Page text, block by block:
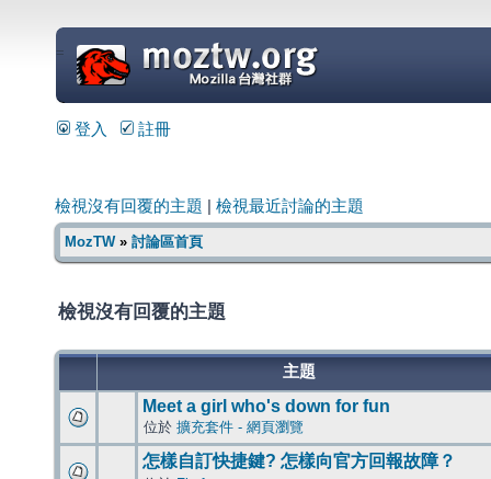
=
登入 註冊
檢視沒有回覆的主題 檢視最近討論的主題
MozTW» 討論區首頁
檢視沒有回覆的主題
主題
Meet a girl who's down for fun
位於 擴充套件 - 網頁瀏覽
怎樣自訂快捷鍵? 怎樣向官方回報故障？